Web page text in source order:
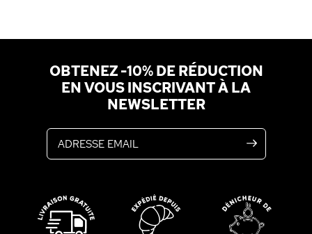
OBTENEZ -10% DE RÉDUCTION
EN VOUS INSCRIVANT À LA
NEWSLETTER